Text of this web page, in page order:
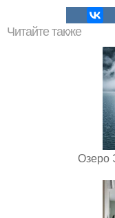
Читайте также
Озеро